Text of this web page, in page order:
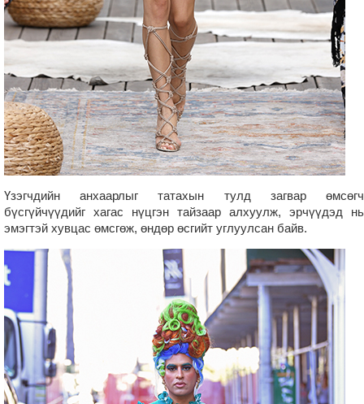
Үзэгчдийн анхаарлыг татахын тулд загвар өмсөгч
бүсгүйчүүдийг хагас нүцгэн тайзаар алхуулж, эрчүүдэд нь
эмэгтэй хувцас өмсгөж, өндөр өсгийт углуулсан байв.